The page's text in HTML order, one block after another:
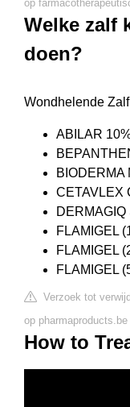
op
Welke zalf
doen?
Wondhelende
ABILAR
BIODERMA
CETAVLEX
DERMAGIQ
FLAMIGEL
FLAMIGEL
FLAMIGEL
Verzoek tot
op pharmaproducts.be
How to